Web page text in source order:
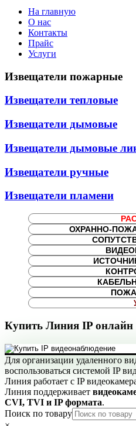
На главную
О нас
Контакты
Прайс
Услуги
Извещатели пожарные
Извещатели тепловые
Извещатели дымовые
Извещатели дымовые
Извещатели ручные
Извещатели пламени
ОХРАННО-
Купить Линия IP онлайн
Для организации удаленного
воспользоваться системой IP
Линия работает с IP
Линия поддерживает
CVI, TVI и IP формата.
Поиск по товару